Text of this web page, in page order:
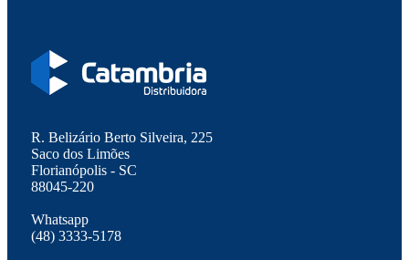
R. Belizário Berto Silveira, 225
Saco dos Limões
Florianópolis - SC
88045-220
Whatsapp
(48) 3333-5178